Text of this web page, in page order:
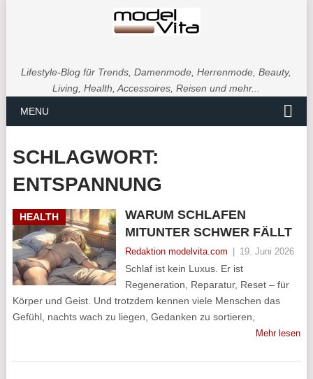
Lifestyle-Blog für Trends, Damenmode, Herrenmode, Beauty,
Living, Health, Accessoires, Reisen und mehr...
MENU
SCHLAGWORT:
ENTSPANNUNG
HEALTH
WARUM SCHLAFEN
MITUNTER SCHWER FÄLLT
Redaktion modelvita.com 19. Juni 2026
Schlaf ist kein Luxus. Er ist
Regeneration, Reparatur, Reset – für
Körper und Geist. Und trotzdem kennen viele Menschen das
Gefühl, nachts wach zu liegen, Gedanken zu sortieren,
Mehr lesen